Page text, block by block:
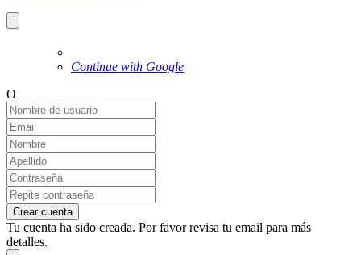
Continue with Google
O
Crear cuenta
Tu cuenta ha sido creada. Por favor revisa tu email para más
detalles.